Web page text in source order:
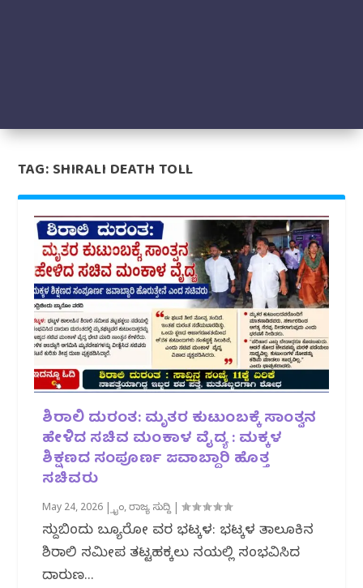
TAG:SHIRALI DEATH TOLL
ಶಿರಾಲಿ ದುರಂತ: ಮೃತರ ಕುಟುಂಬಕ್ಕೆ ಸಾಂತ್ವನ
ಹೇಳಿದ ಸಚಿವ ಮಂಕಾಳ ವೈದ್ಯ : ಮಕ್ಕಳ
ಶಿಕ್ಷಣದ ಸಂಪೂರ್ಣ ಜವಾಬ್ದಾರಿ ಹೊತ್ತ
ಸಚಿವರು
May 24, 2026 |ಕ್ರೈಂ,ರಾಜ್ಯ ಸುದ್ದಿ |
ಸುದ್ದಿಬಿಂದು ಬ್ಯೂರೋ ವರದಿ ಭಟ್ಕಳ: ಭಟ್ಕಳ ತಾಲೂಕಿನ
ಶಿರಾಲಿ ಸಮೀಪ ತಟ್ಟಹಕ್ಕಲು ನದಿಯಲ್ಲಿ ಸಂಭವಿಸಿದ
ದಾರುಣ...